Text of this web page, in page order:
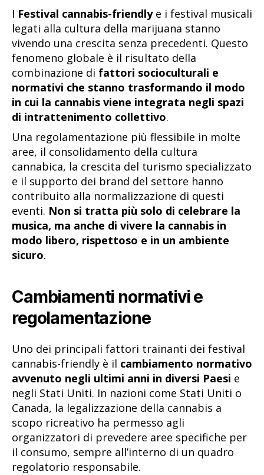
I Festival cannabis-friendlye i festival musicali
legati alla cultura della marijuana stanno
vivendo una crescita senza precedenti. Questo
fenomeno globale è il risultato della
combinazione di fattori socioculturali e
normativi che stanno trasformando il modo
in cui la cannabis viene integrata negli spazi
di intrattenimento collettivo.
Una regolamentazione più flessibile in molte
aree, il consolidamento della cultura
cannabica, la crescita del turismo specializzato
e il supporto dei brand del settore hanno
contribuito alla normalizzazione di questi
eventi. Non si tratta più solo di celebrare la
musica, ma anche di vivere la cannabis in
modo libero, rispettoso e in un ambiente
sicuro.
Cambiamenti normativi e
regolamentazione
Uno dei principali fattori trainanti dei festival
cannabis-friendly è il cambiamento normativo
avvenuto negli ultimi anni in diversi Paesi e
negli Stati Uniti. In nazioni come Stati Uniti o
Canada, la legalizzazione della cannabis a
scopo ricreativo ha permesso agli
organizzatori di prevedere aree specifiche per
il consumo, sempre all’interno di un quadro
regolatorio responsabile.